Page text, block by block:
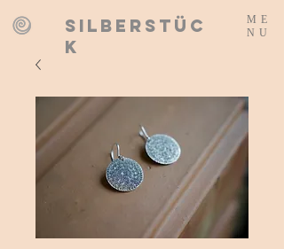
SILBERSTÜC
K
ME
NU